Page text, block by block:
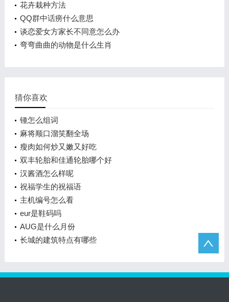
花卉栽种方法
QQ群中话痨什么意思
谈恋爱女方家长不同意怎么办
弯弯曲曲的动物是什么生肖
猜你喜欢
锺怎么组词
麻将顺口溜笑翻全场
瘦肉如何炒又嫩又好吃
双丰轮胎和佳通轮胎哪个好
汉酱酒怎么样呢
祝福学生的祝福语
主机编号怎么看
eur是鞋码吗
AUG是什么月份
长城的建筑特点有哪些